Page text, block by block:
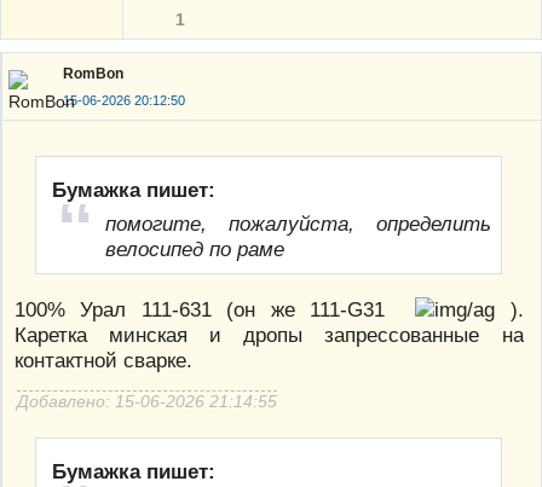
1
RomBon
15-06-2026 20:12:50
Бумажка пишет:
помогите, пожалуйста, определить
велосипед по раме
100% Урал 111-631 (он же 111-G31
).
Каретка минская и дропы запрессованные на
контактной сварке.
Добавлено: 15-06-2026 21:14:55
Бумажка пишет: